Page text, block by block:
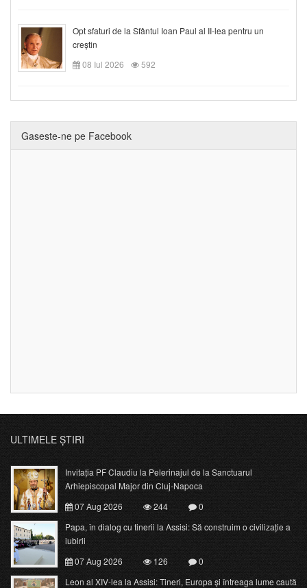
Opt sfaturi de la Sfântul Ioan Paul al II-lea pentru un
creștin
08 Iul 2026
592
Gaseste-ne pe Facebook
ULTIMELE ȘTIRI
Invitația PF Claudiu la Pelerinajul de la Sanctuarul
Arhiepiscopal Major din Cluj-Napoca
07 Aug 2026
244
0
Papa, în dialog cu tinerii la Assisi: Să construim o civilizație a
iubirii
07 Aug 2026
126
0
Leon al XIV-lea la Assisi: Tineri, Europa și întreaga lume caută